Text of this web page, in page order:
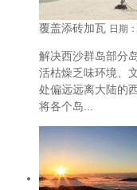
覆盖添砖加瓦 日期：
解决西沙群岛部分
活枯燥乏味环境、
处偏远远离大陆的
将各个岛...